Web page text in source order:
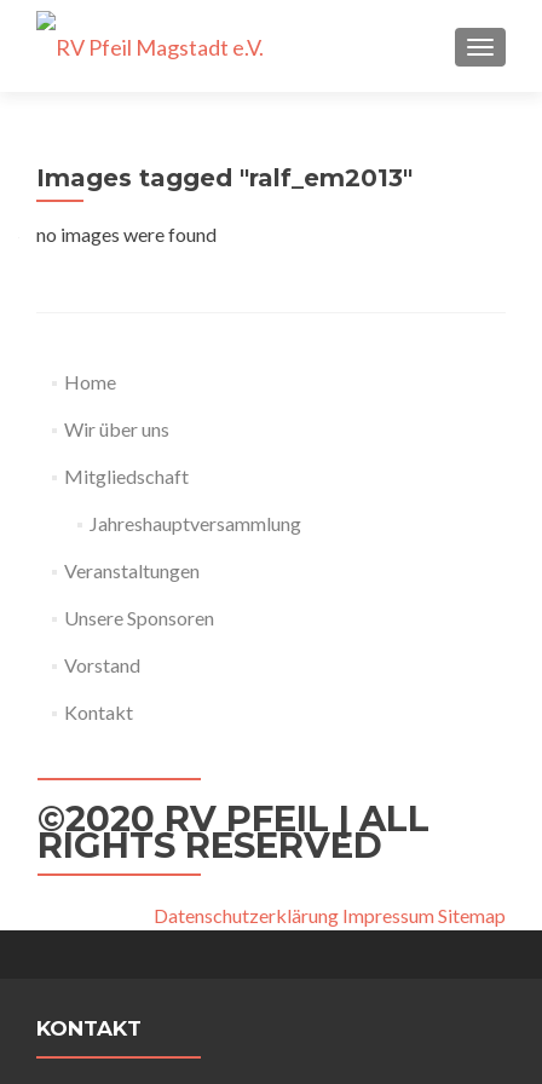
Images tagged "ralf_em2013"
no images were found
Home
Wir über uns
Mitgliedschaft
Jahreshauptversammlung
Veranstaltungen
Unsere Sponsoren
Vorstand
Kontakt
©2020 RV PFEIL | ALL
RIGHTS RESERVED
Datenschutzerklärung ImpressumSitemap
KONTAKT